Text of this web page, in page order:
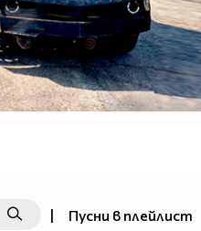
| Пусни в плейлист